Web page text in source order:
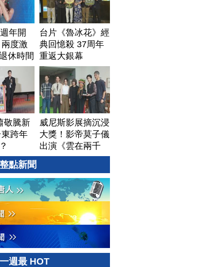
年開
度激
休時間
台片《魯冰花》經
典回憶殺 37周年
重返大銀幕
敬騰新
跨年
威尼斯影展摘沉浸
大獎！影帝莫子儀
出演《雲在兩千
米》鬆口秘辛
點新聞
週最 HOT